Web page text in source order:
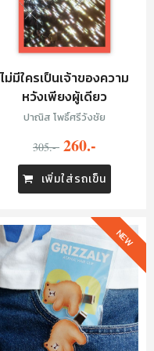
ไม่มีใครเป็นเจ้าของความ
หวังเพียงผู้เดียว
ปาณิส โพธิ์ศรีวังชัย
305.- 260.-
เพิ่มใส่รถเข็น
NEW